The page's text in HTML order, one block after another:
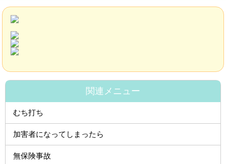
関連メニュー
むち打ち
加害者になってしまったら
無保険事故